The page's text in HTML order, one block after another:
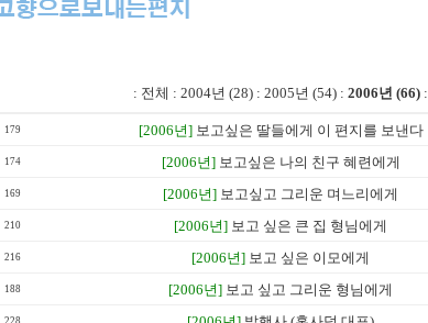
: 전체 : 2004년 (28) : 2005년 (54) : 2006년 (66) :
179 [2006년] 보고싶은 딸들에게 이 편지를 보낸다
174 [2006년] 보고싶은 나의 친구 혜련에게
169 [2006년] 보고싶고 그리운 며느리에게
210 [2006년] 보고 싶은 큰 집 형님에게
216 [2006년] 보고 싶은 이모에게
188 [2006년] 보고 싶고 그리운 형님에게
228